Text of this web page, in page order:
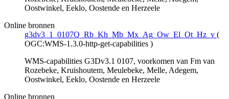
Oostwinkel, Eeklo, Oostende en Herzeele
Online bronnen
g3dv3_1_0107Q_Rb_Kh_Mb_Mx_Ag_Ow_El_Ot_Hz_v (
OGC:WMS-1.3.0-http-get-capabilities )
WMS-capabilities G3Dv3.1 0107, voorkomen van Fm van
Rozebeke, Kruishoutem, Meulebeke, Melle, Adegem,
Oostwinkel, Eeklo, Oostende en Herzeele
Online bronnen